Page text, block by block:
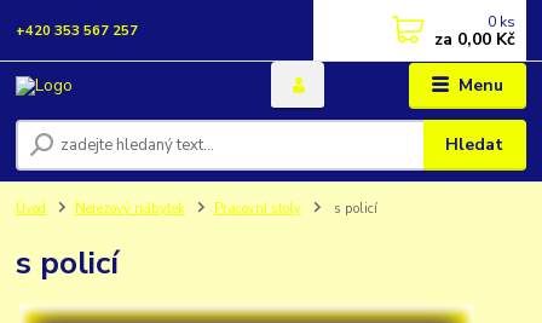
Menu
Hledat
+420 353 567 257 0 ks
za 0,00 Kč
Úvod Nerezový nábytek Pracovní stoly s policí
s policí